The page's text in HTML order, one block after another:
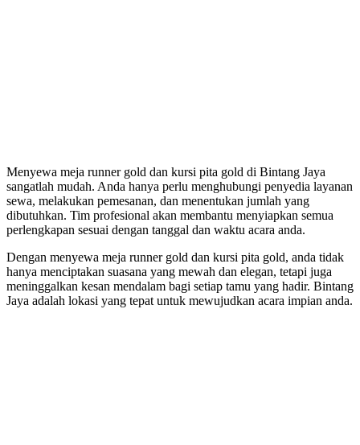
Menyewa meja runner gold dan kursi pita gold di Bintang Jaya
sangatlah mudah. Anda hanya perlu menghubungi penyedia layanan
sewa, melakukan pemesanan, dan menentukan jumlah yang
dibutuhkan. Tim profesional akan membantu menyiapkan semua
perlengkapan sesuai dengan tanggal dan waktu acara anda.
Dengan menyewa meja runner gold dan kursi pita gold, anda tidak
hanya menciptakan suasana yang mewah dan elegan, tetapi juga
meninggalkan kesan mendalam bagi setiap tamu yang hadir. Bintang
Jaya adalah lokasi yang tepat untuk mewujudkan acara impian anda.